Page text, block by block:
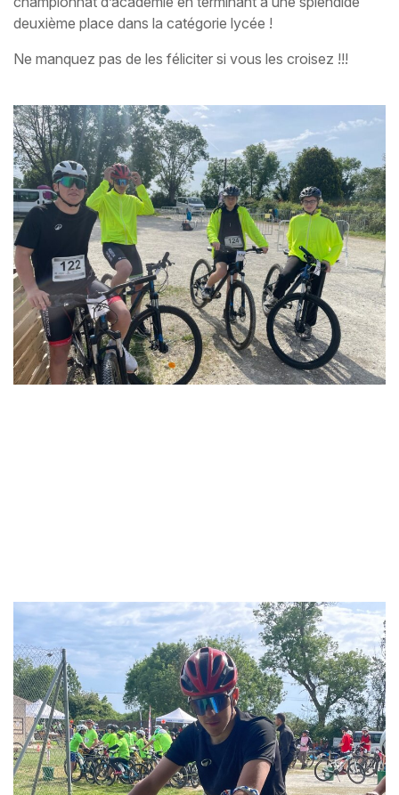
deuxième place dans la catégorie lycée !
Ne manquez pas de les féliciter si vous les croisez !!!